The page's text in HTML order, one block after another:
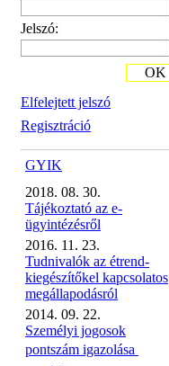
Jelszó:
Elfelejtett jelszó
Regisztráció
OK
GYIK
2018. 08. 30.
Tájékoztató az e-
ügyintézésről
2016. 11. 23.
Tudnivalók az étrend-
kiegészítőkel kapcsolatos
megállapodásról
2014. 09. 22.
Személyi jogosok
pontszám igazolása 